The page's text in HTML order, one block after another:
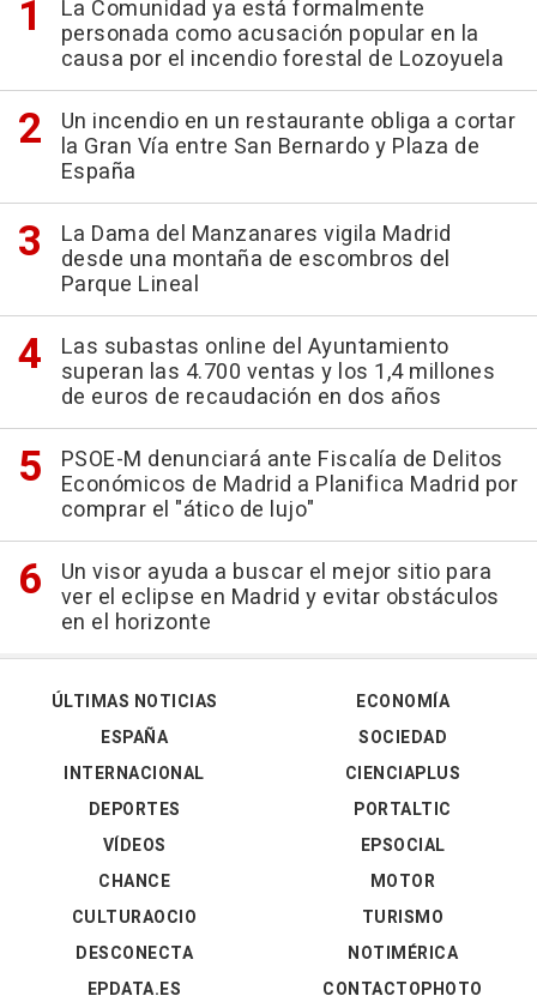
La Comunidad ya está formalmente
personada como acusación popular en la
causa por el incendio forestal de Lozoyuela
Un incendio en un restaurante obliga a cortar
la Gran Vía entre San Bernardo y Plaza de
España
La Dama del Manzanares vigila Madrid
desde una montaña de escombros del
Parque Lineal
Las subastas online del Ayuntamiento
superan las 4.700 ventas y los 1,4 millones
de euros de recaudación en dos años
PSOE-M denunciará ante Fiscalía de Delitos
Económicos de Madrid a Planifica Madrid por
comprar el "ático de lujo"
Un visor ayuda a buscar el mejor sitio para
ver el eclipse en Madrid y evitar obstáculos
en el horizonte
ÚLTIMAS NOTICIAS
ESPAÑA
INTERNACIONAL
DEPORTES
VÍDEOS
ECONOMÍA
SOCIEDAD
CIENCIAPLUS
PORTALTIC
EPSOCIAL
CHANCE
CULTURAOCIO
DESCONECTA
EPDATA.ES
MOTOR
TURISMO
NOTIMÉRICA
CONTACTOPHOTO